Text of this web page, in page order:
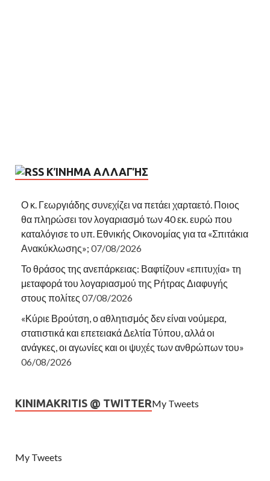
ΚΊΝΗΜΑ ΑΛΛΑΓΉΣ
Ο κ. Γεωργιάδης συνεχίζει να πετάει χαρταετό. Ποιος
θα πληρώσει τον λογαριασμό των 40 εκ. ευρώ που
καταλόγισε το υπ. Εθνικής Οικονομίας για τα «Σπιτάκια
Ανακύκλωσης»; 07/08/2026
Το θράσος της ανεπάρκειας: Βαφτίζουν «επιτυχία» τη
μεταφορά του λογαριασμού της Ρήτρας Διαφυγής
στους πολίτες 07/08/2026
«Κύριε Βρούτση, ο αθλητισμός δεν είναι νούμερα,
στατιστικά και επετειακά Δελτία Τύπου, αλλά οι
ανάγκες, οι αγωνίες και οι ψυχές των ανθρώπων του»
06/08/2026
KINIMAKRITIS @ TWITTERMy Tweets
My Tweets